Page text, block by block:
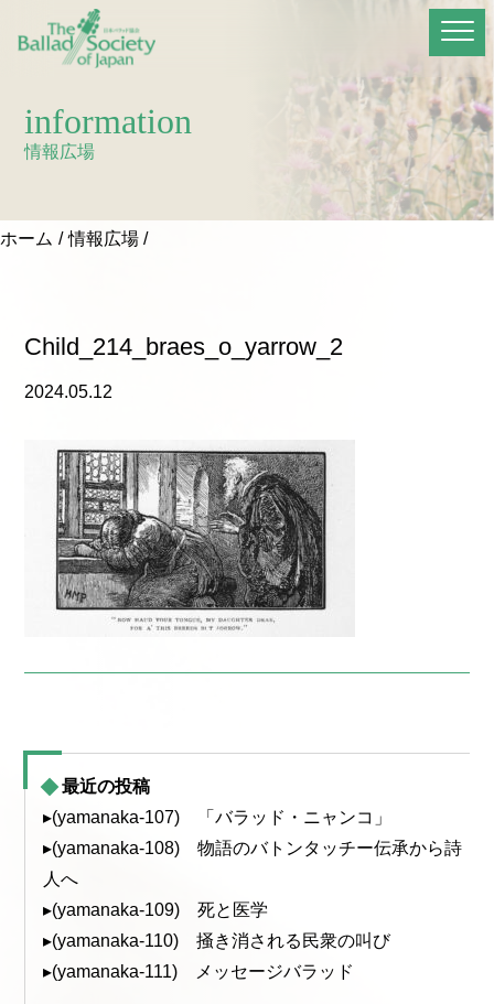
information
情報広場
ホーム 情報広場
Child_214_braes_o_yarrow_2
2024.05.12
最近の投稿
▸(yamanaka-107) 「バラッド・ニャンコ」
▸(yamanaka-108) 物語のバトンタッチー伝承から詩
人へ
▸(yamanaka-109) 死と医学
▸(yamanaka-110) 掻き消される民衆の叫び
▸(yamanaka-111) メッセージバラッド